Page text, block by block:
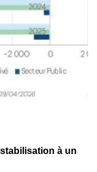
à un